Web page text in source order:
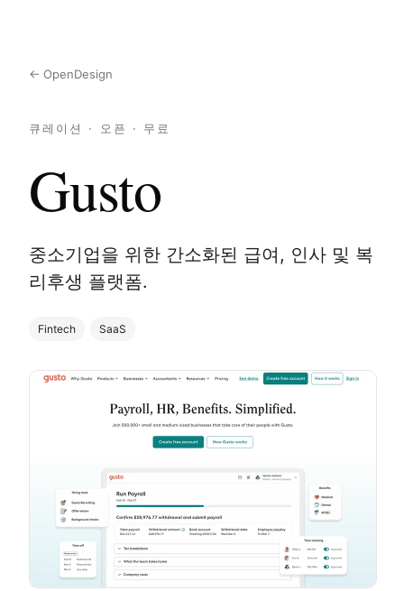
← OpenDesign
큐레이션 · 오픈 · 무료
Gusto
중소기업을 위한 간소화된 급여, 인사 및 복
리후생 플랫폼.
Fintech SaaS